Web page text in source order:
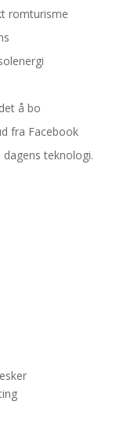
romturisme
å bo
fra Facebook
dagens teknologi.